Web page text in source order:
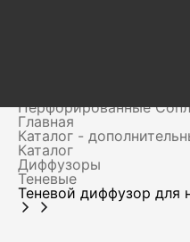
Перфорированные
Главная
Каталог -
Каталог
Диффузоры
Теневые
Теневой диффузор для